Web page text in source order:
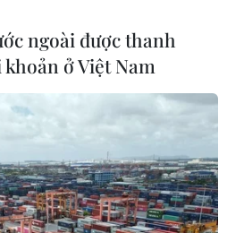
ngoài được thanh
ở Việt Nam